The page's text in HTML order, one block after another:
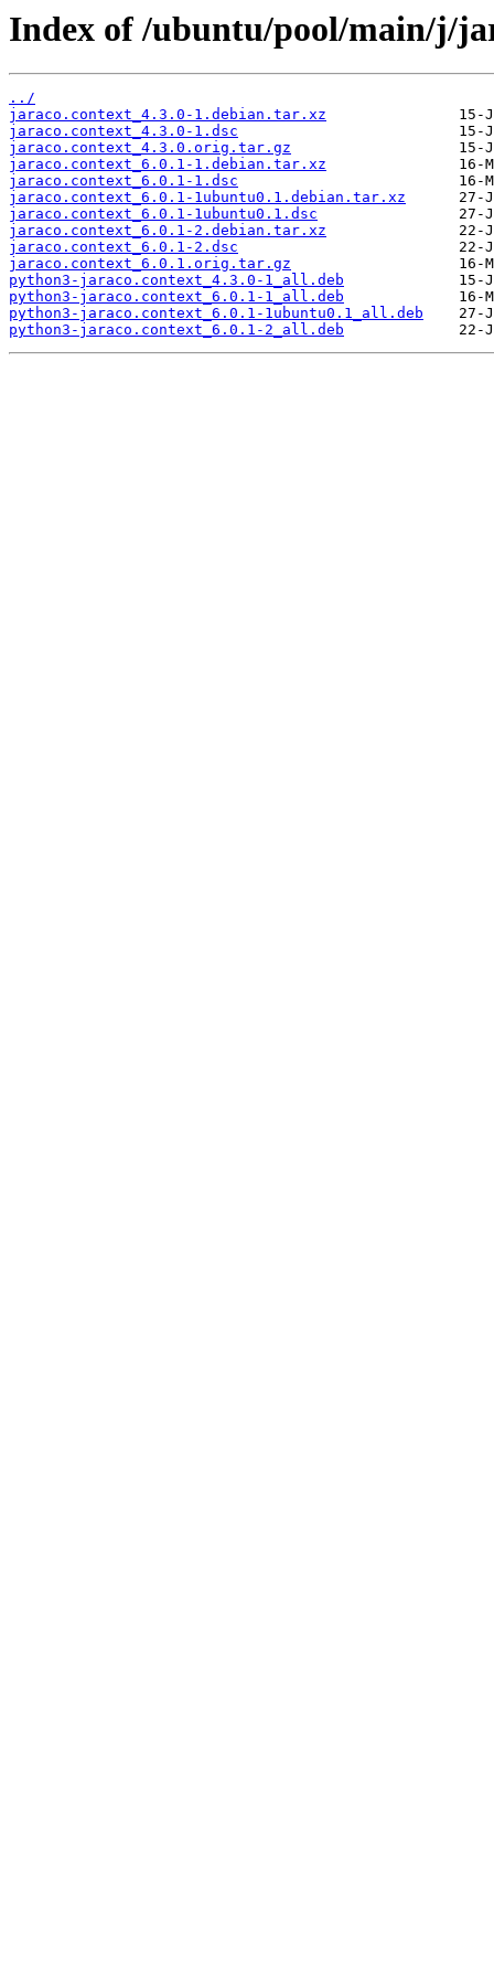
Index of /ubuntu/pool/main/j/
../
jaraco.context_4.3.0-1.debian.tar.xz
jaraco.context_4.3.0-1.dsc
jaraco.context_4.3.0.orig.tar.gz
jaraco.context_6.0.1-1.debian.tar.xz
jaraco.context_6.0.1-1.dsc
jaraco.context_6.0.1-1ubuntu0.1.debian.tar.xz
jaraco.context_6.0.1-1ubuntu0.1.dsc
jaraco.context_6.0.1-2.debian.tar.xz
jaraco.context_6.0.1-2.dsc
jaraco.context_6.0.1.orig.tar.gz
python3-jaraco.context_4.3.0-1_all.deb
python3-jaraco.context_6.0.1-1_all.deb
python3-jaraco.context_6.0.1-1ubuntu0.1_all.deb
python3-jaraco.context_6.0.1-2_all.deb